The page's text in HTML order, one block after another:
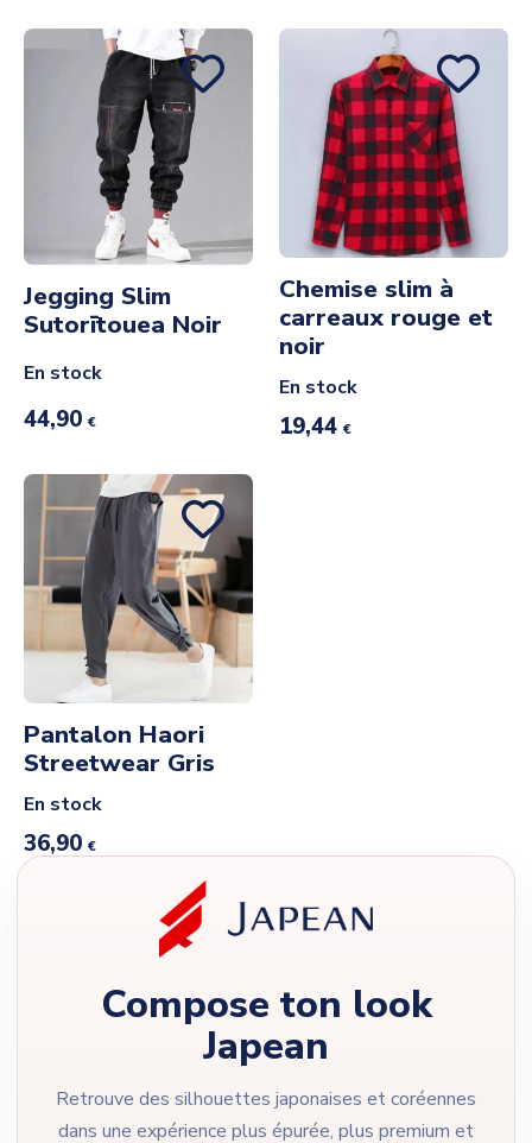
Jegging Slim
Sutorītouea Noir
En stock
44,90 €
Chemise slim à
carreaux rouge et
noir
En stock
19,44 €
Pantalon Haori
Streetwear Gris
En stock
36,90 €
Compose ton look
Japean
Retrouve des silhouettes japonaises et coréennes
dans une expérience plus épurée, plus premium et